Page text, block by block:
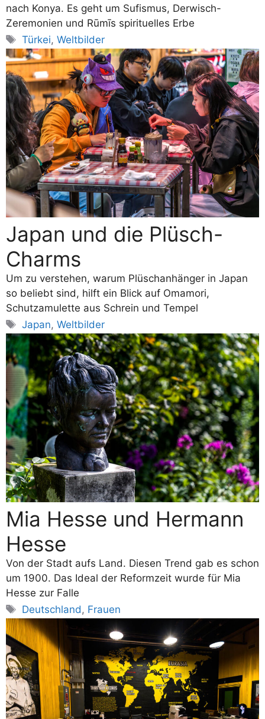
nach Konya. Es geht um Sufismus, Derwisch-
Zeremonien und Rūmīs spirituelles Erbe
Schlagwörter
Türkei,Weltbilder
Japan und die Plüsch-
Charms
Um zu verstehen, warum Plüschanhänger in Japan
so beliebt sind, hilft ein Blick auf Omamori,
Schutzamulette aus Schrein und Tempel
Schlagwörter
Japan,Weltbilder
Mia Hesse und Hermann
Hesse
Von der Stadt aufs Land. Diesen Trend gab es schon
um 1900. Das Ideal der Reformzeit wurde für Mia
Hesse zur Falle
Schlagwörter
Deutschland, Frauen